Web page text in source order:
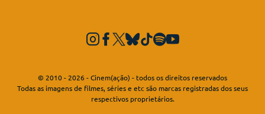
© 2010 - 2026 - Cinem(ação) - todos os direitos reservados
Todas as imagens de filmes, séries e etc são marcas registradas dos seus
respectivos proprietários.